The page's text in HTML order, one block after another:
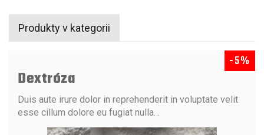
Produkty v kategorii
-5%
Dextróza
Duis aute irure dolor in reprehenderit in voluptate velit
esse cillum dolore eu fugiat nulla…